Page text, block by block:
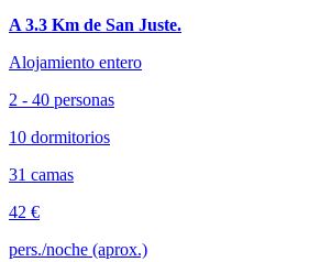
A 3.3 Km de San Juste.
Alojamiento entero
2 - 40 personas
10 dormitorios
31 camas
42 €
pers./noche (aprox.)